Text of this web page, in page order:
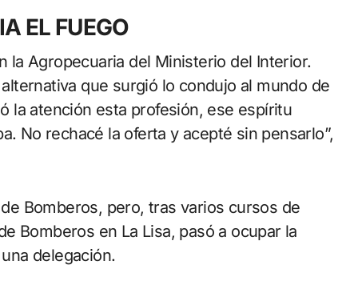
EL FUEGO
la Agropecuaria del Ministerio del Interior.
que surgió lo condujo al mundo de
la atención esta profesión, ese espíritu
No rechacé la oferta y acepté sin pensarlo”,
Bomberos, pero, tras varios cursos de
Bomberos en La Lisa, pasó a ocupar la
delegación.